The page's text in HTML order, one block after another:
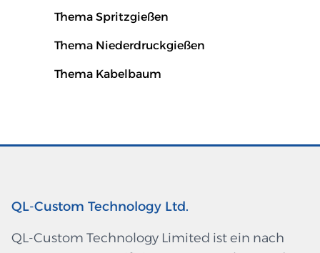
Thema Spritzgießen
Thema Niederdruckgießen
Thema Kabelbaum
QL-Custom Technology Ltd.
QL-Custom Technology Limited ist ein nach